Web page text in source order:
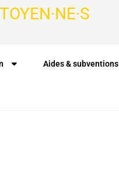
Aides & subventions